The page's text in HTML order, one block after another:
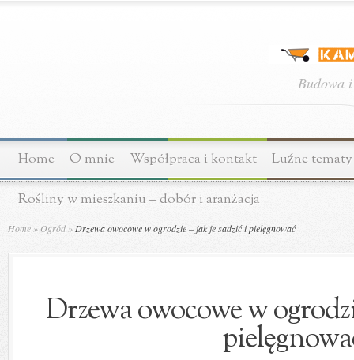
Budowa
Home O mnie Współpraca i kontakt Luźne tematy
Rośliny w mieszkaniu – dobór i aranżacja
Home » Ogród » Drzewa owocowe w ogrodzie – jak je sadzić i pielęgnować
Drzewa owocowe w